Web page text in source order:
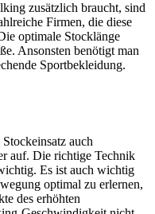
zusätzlich braucht, sind
Firmen, die diese
optimale Stocklänge
Ansonsten benötigt man
Sportbekleidung.
auch
auf. Die richtige Technik
Es ist auch wichtig
optimal zu erlernen,
des erhöhten